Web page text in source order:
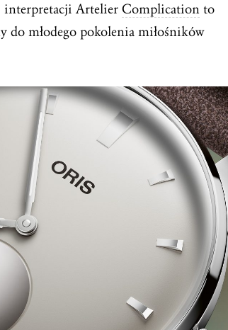
interpretacji Artelier Complication to
do młodego pokolenia miłośników